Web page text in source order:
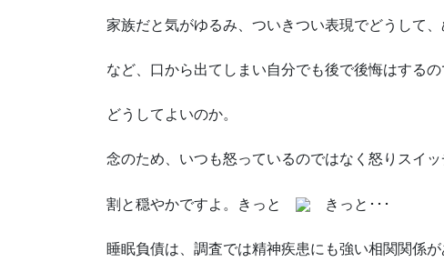
家族だと気がゆるみ、ついきつい表現でどうして
など、口から出てしまい自分でも後で後悔はするの
どうしてよいのか。
念のため、いつも怒っているのではなく怒りスイッ
割と穏やかですよ。きっと きっと･･･
睡眠負債は、調査では精神疾患にも強い相関関係が